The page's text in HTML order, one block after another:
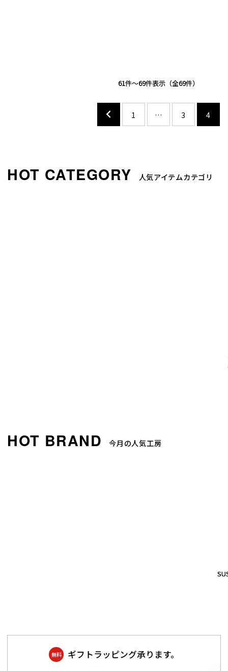
69
61 -
69件表示
1 … 3 4
人気アイテムカテゴリ
今月の人気工房
無料 ギフトラッピング承ります。